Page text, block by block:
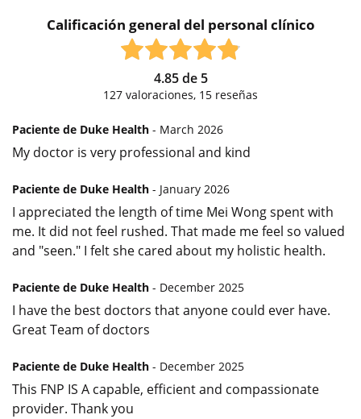
Calificación general del personal clínico
4.85de 5
127 valoraciones, 15 reseñas
Paciente de Duke Health - March 2026
My doctor is very professional and kind
Paciente de Duke Health - January 2026
I appreciated the length of time Mei Wong spent with
me. It did not feel rushed. That made me feel so valued
and "seen." I felt she cared about my holistic health.
Paciente de Duke Health - December 2025
I have the best doctors that anyone could ever have.
Great Team of doctors
Paciente de Duke Health - December 2025
This FNP IS A capable, efficient and compassionate
provider. Thank you